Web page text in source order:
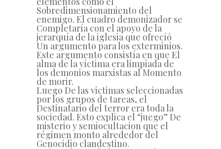
Sobredimensionamiento del
enemigo. El cuadro demonizador se
Completaría con el apoyo de la
jerarquía de la iglesia que ofrecíó
Un argumento para los exterminios.
Este argumento consistía en que El
alma de la víctima era limpiada de
los demonios marxistas al Momento
de morir.
Luego De las victimas seleccionadas
por los grupos de tareas, el
Destinatario del terror era toda la
sociedad. Esto explica el “juego” De
misterio y semiocultacion que el
régimen monto alrededor del
Genocidio clandestino.